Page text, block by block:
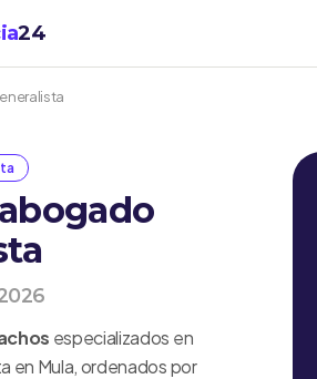
24
especializados en
en Mula, ordenados por